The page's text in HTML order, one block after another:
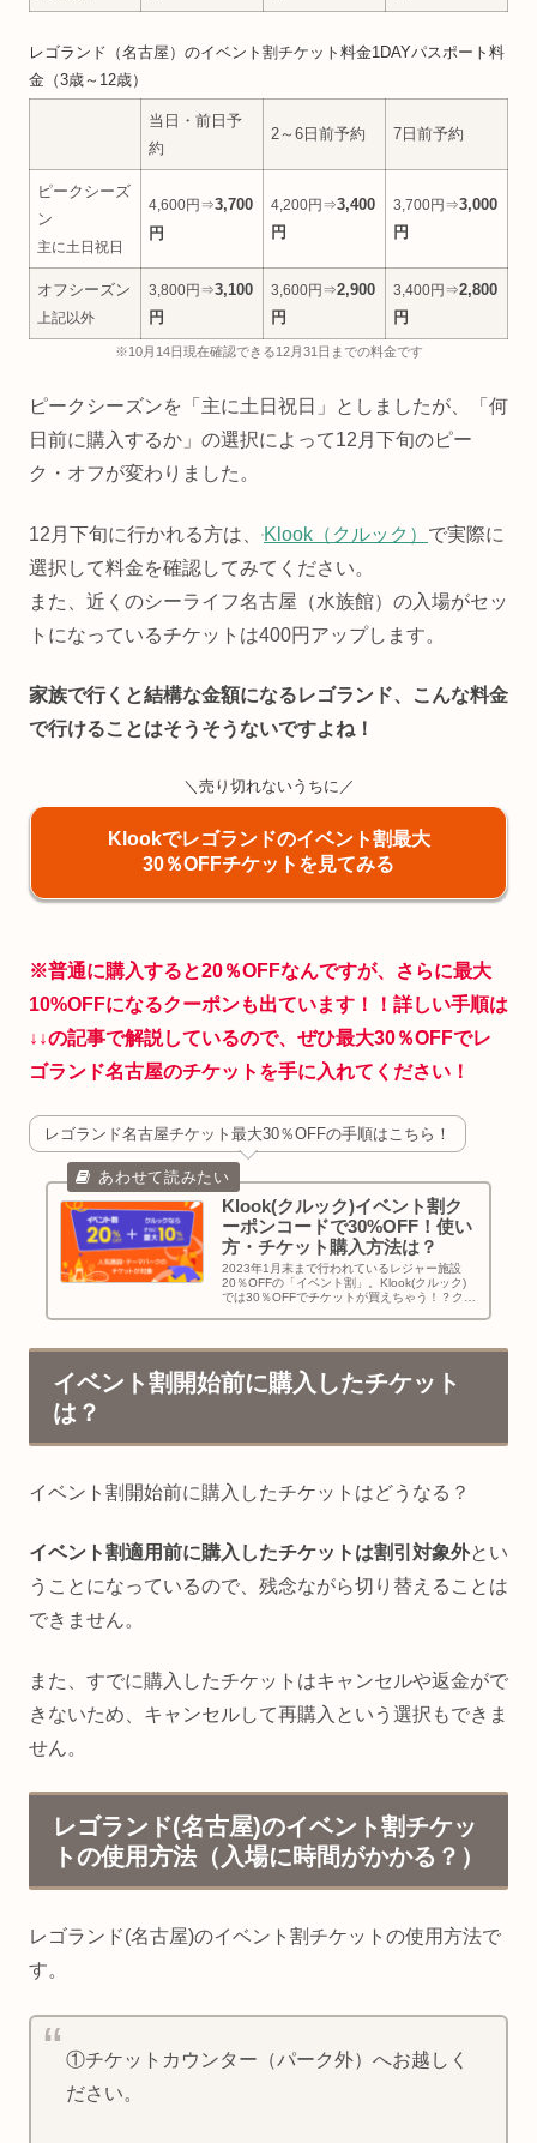
レゴランド（名古屋）のイベント割チケット料金1DAYパスポート料
金（3歳～12歳）
当日・前日予
約
2～6日前予約 7日前予約
ピークシーズ
ン
主に土日祝日
4,600円⇒3,700
円
4,200円⇒3,400
円
3,700円⇒3,000
円
オフシーズン
上記以外
3,800円⇒3,100
円
3,600円⇒2,900
円
3,400円⇒2,800
円
※10月14日現在確認できる12月31日までの料金です
ピークシーズンを「主に土日祝日」としましたが、「何
日前に購入するか」の選択によって12月下旬のピー
ク・オフが変わりました。
12月下旬に行かれる方は、 Klook（クルック） で実際に
選択して料金を確認してみてください。
また、近くのシーライフ名古屋（水族館）の入場がセッ
トになっているチケットは400円アップします。
家族で行くと結構な金額になるレゴランド、こんな料金
で行けることはそうそうないですよね！
＼売り切れないうちに／
Klookでレゴランドのイベント割最大
30％OFFチケットを見てみる
※普通に購入すると20％OFFなんですが、さらに最大
10%OFFになるクーポンも出ています！！詳しい手順は
↓ ↓の記事で解説しているので、ぜひ最大30％OFFでレ
ゴランド名古屋のチケットを手に入れてください！
レゴランド名古屋チケット最大30％OFFの手順はこちら！
Klook(クルック)イベント割ク
ーポンコードで30%OFF！使い
方・チケット購入方法は？
2023年1月末まで行われているレジャー施設
20％OFFの「イベント割」。Klook(クルック)
では30％OFFでチケットが買えちゃう！？クー
イベント割開始前に購入したチケット
は？
イベント割開始前に購入したチケットはどうなる？
イベント割適用前に購入したチケットは割引対象外とい
うことになっているので、残念ながら切り替えることは
できません。
また、すでに購入したチケットはキャンセルや返金がで
きないため、キャンセルして再購入という選択もできま
せん。
レゴランド(名古屋)のイベント割チケッ
トの使用方法（入場に時間がかかる？）
レゴランド(名古屋)のイベント割チケットの使用方法で
す。
①チケットカウンター（パーク外）へお越しく
ださい。